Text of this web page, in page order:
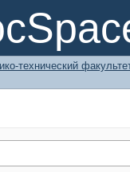
технический